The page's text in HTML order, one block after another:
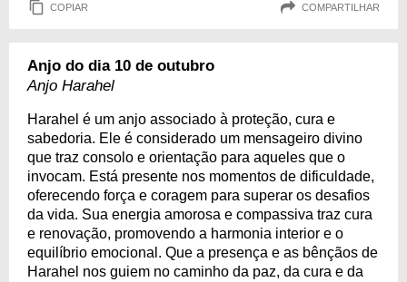
COPIAR COMPARTILHAR
Anjo do dia 10 de outubro
Anjo Harahel
Harahel é um anjo associado à proteção, cura e
sabedoria. Ele é considerado um mensageiro divino
que traz consolo e orientação para aqueles que o
invocam. Está presente nos momentos de dificuldade,
oferecendo força e coragem para superar os desafios
da vida. Sua energia amorosa e compassiva traz cura
e renovação, promovendo a harmonia interior e o
equilíbrio emocional. Que a presença e as bênçãos de
Harahel nos guiem no caminho da paz, da cura e da